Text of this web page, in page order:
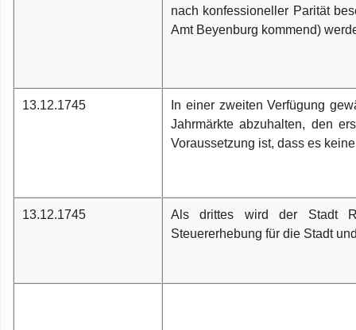
nach konfessioneller Parität
Amt Beyenburg kommend)
13.12.1745
In einer zweiten Verfügung
Jahrmärkte abzuhalten, den
Voraussetzung ist, dass es
13.12.1745
Als drittes wird der Stadt
Steuererhebung für die Stadt